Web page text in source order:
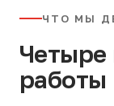
ЧТО МЫ
Четыре
работы